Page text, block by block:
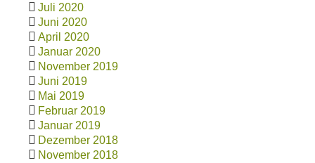
Juli 2020
Juni 2020
April 2020
Januar 2020
November 2019
Juni 2019
Mai 2019
Februar 2019
Januar 2019
Dezember 2018
November 2018